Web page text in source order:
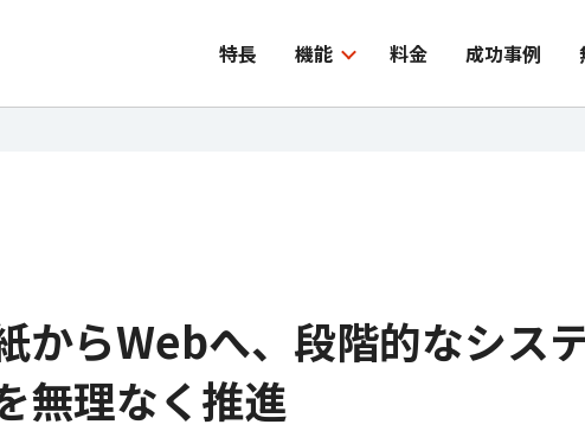
特長 機能 料金 成功事例
からWebへ、段階的なシス
無理なく推進